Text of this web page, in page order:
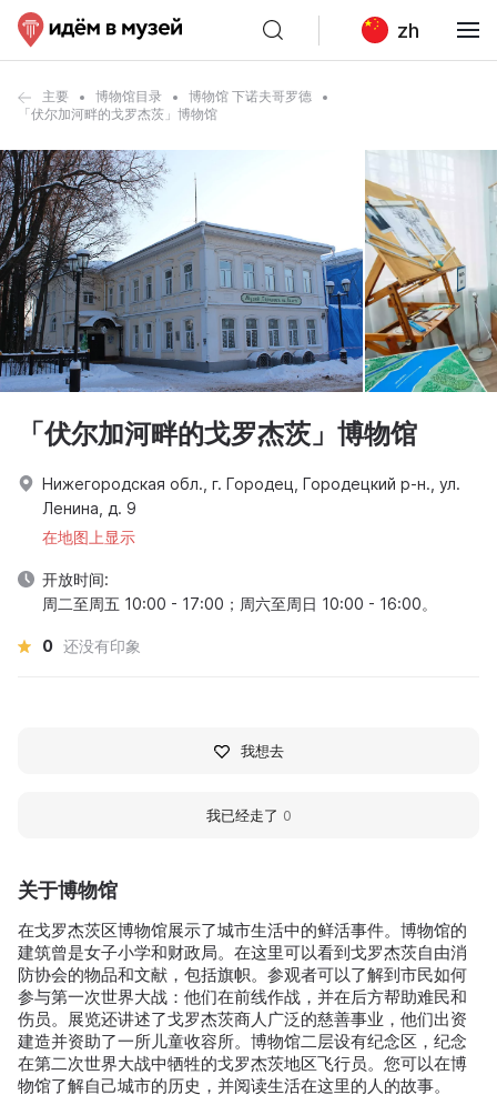
zh
主要 博物馆目录
博物馆 下诺夫哥罗德
「伏尔加河畔的戈罗杰茨」博物馆
关于博物馆
在戈罗杰茨区博物馆展示了城市生活中的鲜活事件。博物馆的
建筑曾是女子小学和财政局。在这里可以看到戈罗杰茨自由消
防协会的物品和文献，包括旗帜。参观者可以了解到市民如何
参与第一次世界大战：他们在前线作战，并在后方帮助难民和
伤员。展览还讲述了戈罗杰茨商人广泛的慈善事业，他们出资
建造并资助了一所儿童收容所。博物馆二层设有纪念区，纪念
在第二次世界大战中牺牲的戈罗杰茨地区飞行员。您可以在博
物馆了解自己城市的历史，并阅读生活在这里的人的故事。
「伏尔加河畔的戈罗杰茨」博物馆
Нижегородская обл., г. Городец, Городецкий р-н., ул.
Ленина, д. 9
在地图上显示
开放时间:
周二至周五 10:00 - 17:00；周六至周日 10:00 - 16:00。
0 还没有印象
我想去
我已经走了 0